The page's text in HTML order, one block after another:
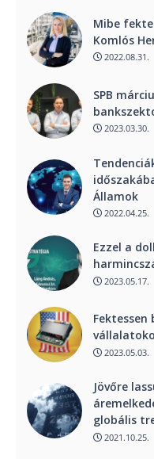
Mibe
Komlós
2022.08.31.
SPB
2023.03.30.
Államok
2022.04.25.
Ezzel a
2023.05.17.
2023.05.03.
Jövőre
globális
2021.10.25.